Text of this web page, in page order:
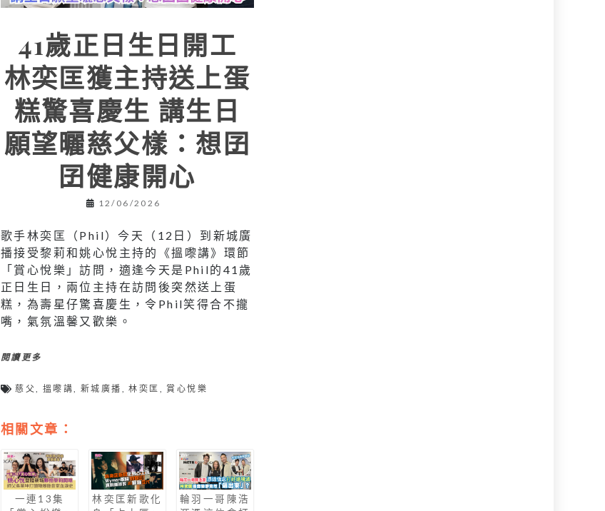
41歲正日生日開工
林奕匡獲主持送上蛋
糕驚喜慶生 講生日
願望曬慈父樣：想囝
囝健康開心
12/06/2026
歌手林奕匡（Phil）今天（12日）到新城廣
播接受黎莉和姚心悅主持的《搵嚟講》環節
「賞心悅樂」訪問，適逢今天是Phil的41歲
正日生日，兩位主持在訪問後突然送上蛋
糕，為壽星仔驚喜慶生，令Phil笑得合不攏
嘴，氣氛溫馨又歡樂。
閱讀更多
慈父, 搵嚟講, 新城廣播 ,林奕匡 , 賞心悅樂
相關文章：
一連13集
林奕匡新歌化
輪羽一哥陳浩